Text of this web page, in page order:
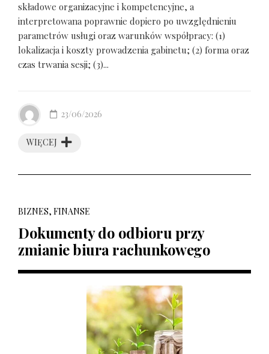
składowe organizacyjne i kompetencyjne, a
interpretowana poprawnie dopiero po uwzględnieniu
parametrów usługi oraz warunków współpracy: (1)
lokalizacja i koszty prowadzenia gabinetu; (2) forma oraz
czas trwania sesji; (3)...
WIĘCEJ
23/06/2026
BIZNES, FINANSE
Dokumenty do odbioru przy
zmianie biura rachunkowego